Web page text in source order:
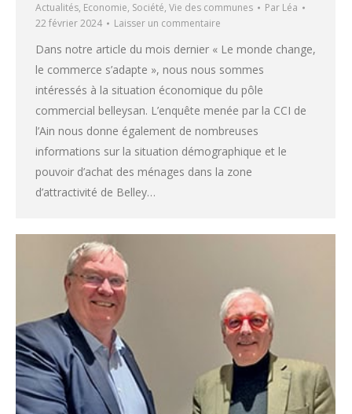
Actualités, Economie, Société, Vie des communes Par Léa
22 février 2024
Laisser un commentaire
Dans notre article du mois dernier « Le monde change,
le commerce s’adapte », nous nous sommes
intéressés à la situation économique du pôle
commercial belleysan. L’enquête menée par la CCI de
l’Ain nous donne également de nombreuses
informations sur la situation démographique et le
pouvoir d’achat des ménages dans la zone
d’attractivité de Belley…